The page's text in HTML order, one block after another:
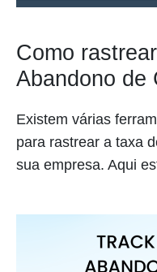
Como
Abandono de
Existem várias
para rastrear a taxa
sua empresa. Aqui